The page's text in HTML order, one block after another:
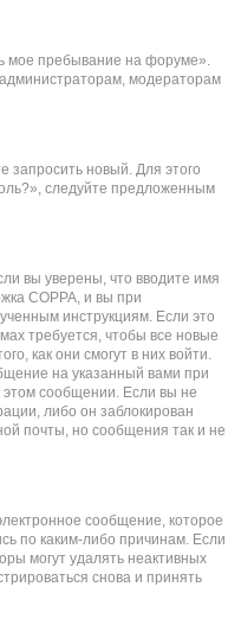
мое пребывание на форуме».
модераторам
запросить новый. Для этого
следуйте предложенным
вы уверены, что вводите имя
COPPA, и вы при
инструкциям. Если это
требуется, чтобы все новые
как они смогут в них войти.
на указанный вами при
этом сообщении. Если вы не
либо он заблокирован
почты, но сообщения так и не
сообщение, которое
по каким-либо причинам. Если
могут удалять неактивных
снова и принять